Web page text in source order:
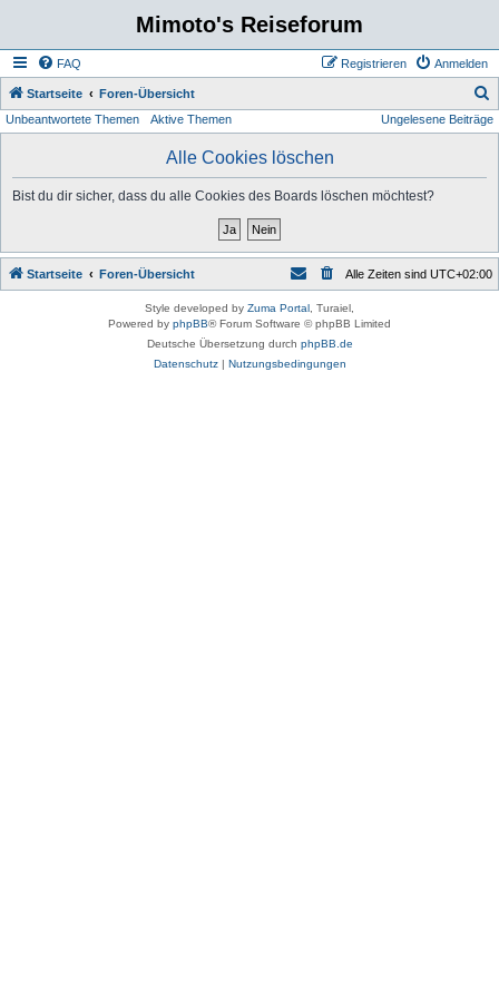
Mimoto's Reiseforum
FAQ Anmelden
Registrieren
Startseite Foren-Übersicht
u
Unbeantwortete Themen Aktive Themen Ungelesene Beiträge
Alle Cookies löschen
Bist du dir sicher, dass du alle Cookies des Boards löschen möchtest?
Startseite Foren-Übersicht Alle Zeiten sind UTC+02:00
Style developed by Zuma Portal , Turaiel,
Powered by phpBB® Forum Software © phpBB Limited
Deutsche Übersetzung durch phpBB.de
Datenschutz| Nutzungsbedingungen